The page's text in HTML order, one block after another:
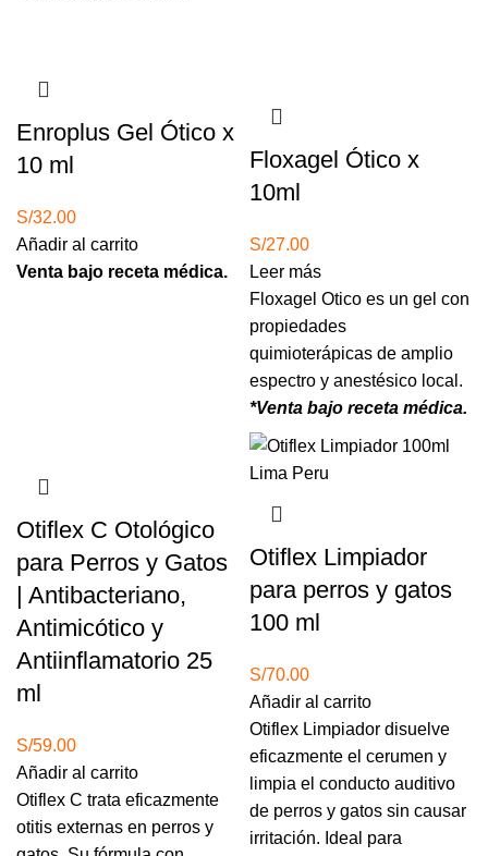
Enroplus Gel Ótico x
10 ml
S/32.00
Añadir al carrito
Venta bajo receta médica.
Floxagel Ótico x
10ml
S/27.00
Leer más
Floxagel Otico es un gel con
propiedades
quimioterápicas de amplio
espectro y anestésico local.
*Venta bajo receta médica.
Otiflex C Otológico
para Perros y Gatos
| Antibacteriano,
Antimicótico y
Antiinflamatorio 25
ml
S/59.00
Añadir al carrito
Otiflex C trata eficazmente
otitis externas en perros y
Otiflex Limpiador
para perros y gatos
100 ml
S/70.00
Añadir al carrito
Otiflex Limpiador disuelve
eficazmente el cerumen y
limpia el conducto auditivo
de perros y gatos sin causar
irritación. Ideal para